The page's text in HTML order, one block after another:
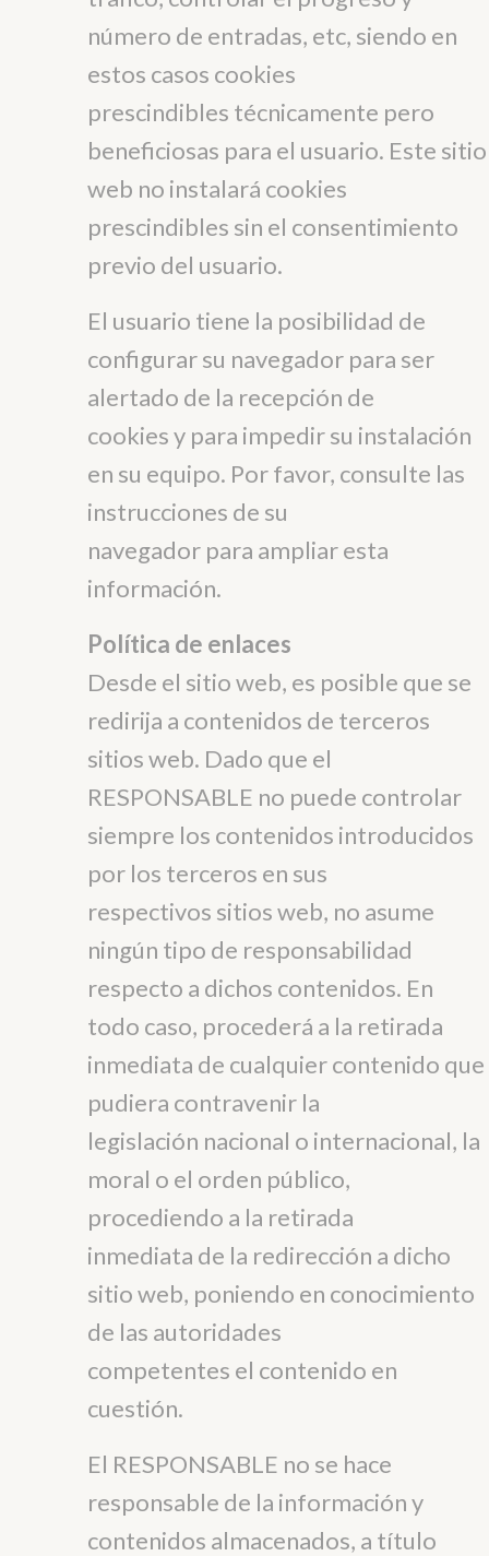
número de entradas, etc, siendo en
estos casos cookies
prescindibles técnicamente pero
beneficiosas para el usuario. Este sitio
web no instalará cookies
prescindibles sin el consentimiento
previo del usuario.
El usuario tiene la posibilidad de
configurar su navegador para ser
alertado de la recepción de
cookies y para impedir su instalación
en su equipo. Por favor, consulte las
instrucciones de su
navegador para ampliar esta
información.
Política de enlaces
Desde el sitio web, es posible que se
redirija a contenidos de terceros
sitios web. Dado que el
RESPONSABLE no puede controlar
siempre los contenidos introducidos
por los terceros en sus
respectivos sitios web, no asume
ningún tipo de responsabilidad
respecto a dichos contenidos. En
todo caso, procederá a la retirada
inmediata de cualquier contenido que
pudiera contravenir la
legislación nacional o internacional, la
moral o el orden público,
procediendo a la retirada
inmediata de la redirección a dicho
sitio web, poniendo en conocimiento
de las autoridades
competentes el contenido en
cuestión.
El RESPONSABLE no se hace
responsable de la información y
contenidos almacenados, a título